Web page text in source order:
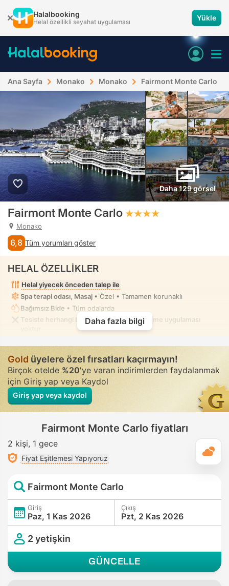
Halalbooking
Helal özellikli seyahat uygulaması Yükle
Ana Sayfa Monako Monako Fairmont Monte Carlo
Daha 129 görsel
Fairmont Monte Carlo
Monako
6,8 Tüm yorumları göster
HELAL ÖZELLİKLER
Helal yiyecek önceden talep ile
Spa terapi odası, Masaj • Özel • Tamamen korunaklı
Bağımsız Bide • Tüm odalarda
Tesiste herhangi bir alkolsüz alan/düzenleme uygulaması
Daha fazla bilgi
Goldüyelere özel fırsatları kaçırmayın!
Birçok otelde%20'ye varan indirimlerden faydalanmak
için Giriş yap veya Kaydol
Giriş yap veya kaydol
Fairmont Monte Carlo fiyatları
2 kişi 1 gece
Fiyat Eşitlemesi Yapıyoruz
Fairmont Monte Carlo
Giriş
Paz, 1 Kas 2026
Çıkış
Pzt, 2 Kas 2026
2 yetişkin
GÜNCELLE